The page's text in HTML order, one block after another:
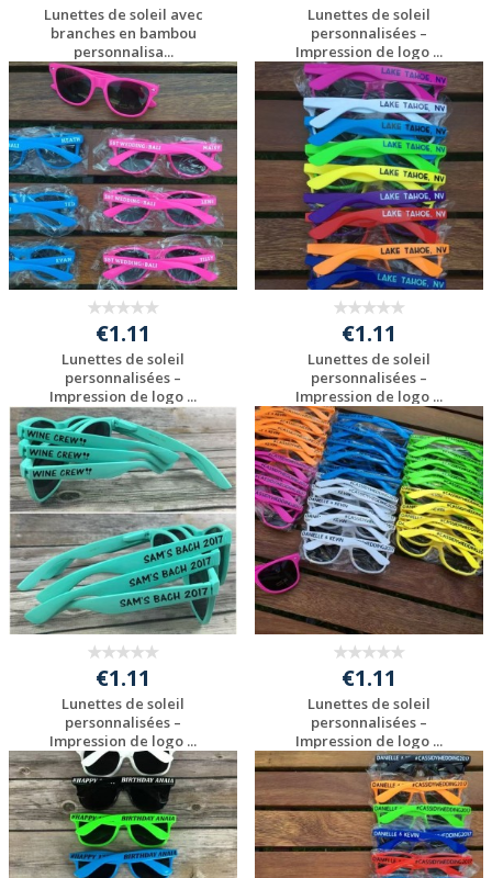
Lunettes de soleil avec
branches en bambou
personnalisa...
Personnaliser avec
votre logo
Lunettes de soleil
personnalisées –
Impression de logo ...
Personnaliser avec
votre logo
€1.11
Lunettes de soleil
personnalisées –
Impression de logo ...
Personnaliser avec
votre logo
€1.11
Lunettes de soleil
personnalisées –
Impression de logo ...
Personnaliser avec
votre logo
€1.11
Lunettes de soleil
personnalisées –
Impression de logo ...
Personnaliser avec
votre logo
€1.11
Lunettes de soleil
personnalisées –
Impression de logo ...
Personnaliser avec
votre logo